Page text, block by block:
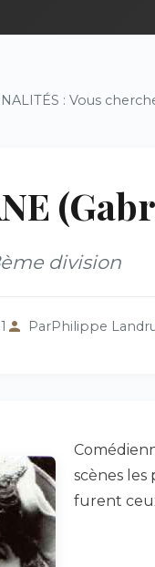
: Vous
division
ParPhilippe
scènes
furent